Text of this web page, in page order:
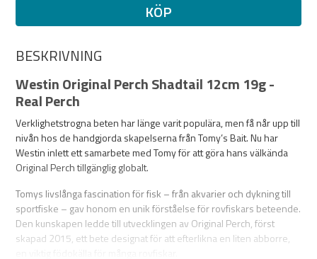
KÖP
BESKRIVNING
Westin Original Perch Shadtail 12cm 19g -
Real Perch
Verklighetstrogna beten har länge varit populära, men få når upp till
nivån hos de handgjorda skapelserna från Tomy’s Bait. Nu har
Westin inlett ett samarbete med Tomy för att göra hans välkända
Original Perch tillgänglig globalt.
Tomys livslånga fascination för fisk – från akvarier och dykning till
sportfiske – gav honom en unik förståelse för rovfiskars beteende.
Den kunskapen ledde till utvecklingen av Original Perch, först
skapad 2015, ett bete designat för att efterlikna en liten abborre,